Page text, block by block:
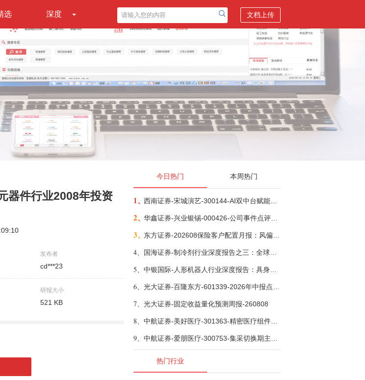
选 深度 文档上传
器件行业2008年投资
发布者
cd***23
研报大小
521 KB
今日热门 本周热门
1、
2、
3、
4、
5、
6、
7、 光大证券-固定收益量化预测周报-260808
8、
9、
热门行业